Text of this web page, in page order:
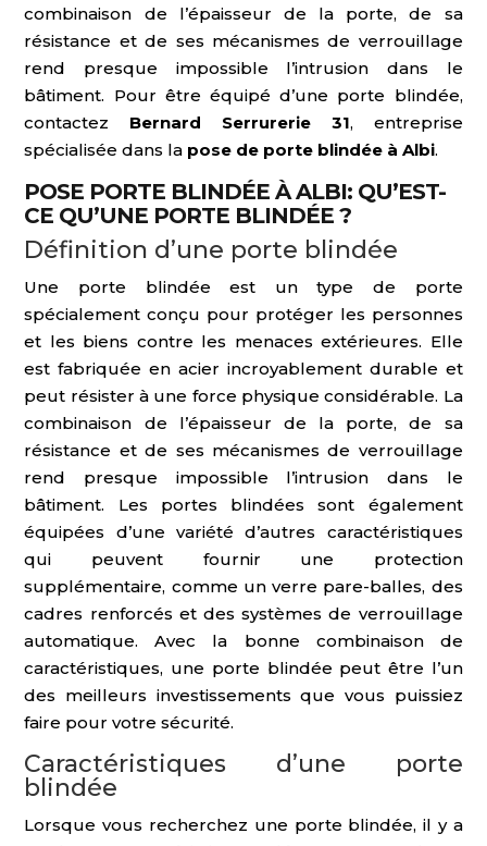
combinaison de l’épaisseur de la porte, de sa
résistance et de ses mécanismes de verrouillage
rend presque impossible l’intrusion dans le
bâtiment. Pour être équipé d’une porte blindée,
contactez
Bernard Serrurerie 31, entreprise
spécialisée dans la pose de porte blindée à Albi.
POSE PORTE BLINDÉE À ALBI: QU’EST-
CE QU’UNE PORTE BLINDÉE ?
Définition d’une porte blindée
Une porte blindée est un type de porte
spécialement conçu pour protéger les personnes
et les biens contre les menaces extérieures. Elle
est fabriquée en acier incroyablement durable et
peut résister à une force physique considérable. La
combinaison de l’épaisseur de la porte, de sa
résistance et de ses mécanismes de verrouillage
rend presque impossible l’intrusion dans le
bâtiment. Les portes blindées sont également
équipées d’une variété d’autres caractéristiques
qui peuvent fournir une protection
supplémentaire, comme un verre pare-balles, des
cadres renforcés et des systèmes de verrouillage
automatique. Avec la bonne combinaison de
caractéristiques, une porte blindée peut être l’un
des meilleurs investissements que vous puissiez
faire pour votre sécurité.
Caractéristiques d’une porte
blindée
Lorsque vous recherchez une porte blindée, il y a